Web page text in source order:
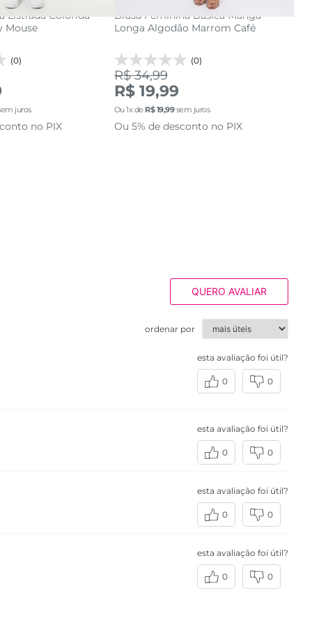
Listrada Colorida
Mouse
(0)
juros
no PIX
Blusa Feminina Básica Manga
Longa Algodão Marrom Café
(0)
R$ 34,99
R$ 19,99
Ou1x de R$ 19,99sem juros
Ou 5% de desconto no PIX
QUERO AVALIAR
ordenar por
esta avaliação foi útil?
0 0
esta avaliação foi útil?
0 0
esta avaliação foi útil?
0 0
esta avaliação foi útil?
0 0